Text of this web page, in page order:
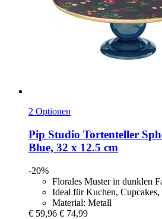
2 Optionen
Pip Studio Tortenteller
Blue, 32 x 12.5 cm
-20%
Florales Muster in dunklen
Ideal für Kuchen,
Material: Metall
€ 59,96 € 74,99